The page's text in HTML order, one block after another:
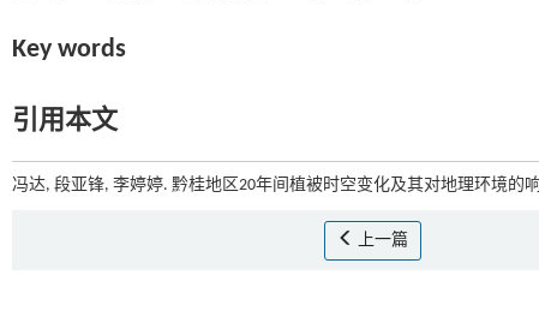
Key words
引用本文
冯达, 段亚锋, 李婷婷. 黔桂地区20年间植被时空变化及其对地理环境的
上一篇